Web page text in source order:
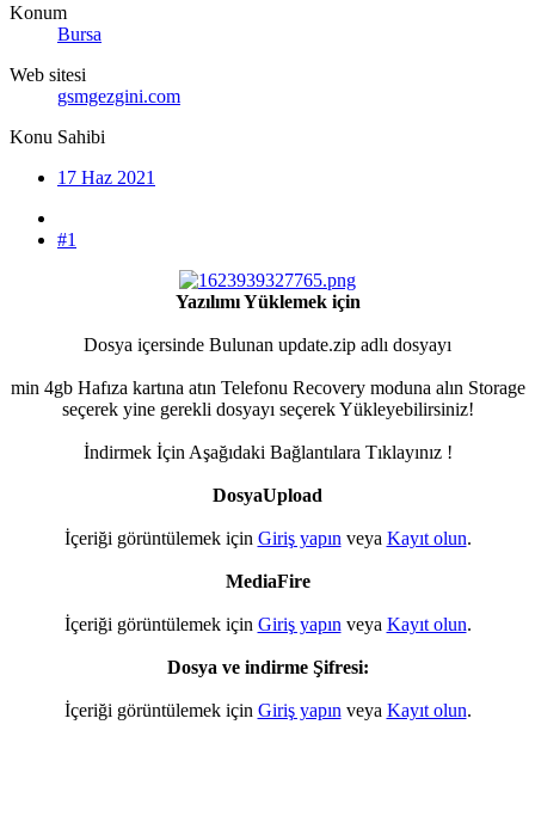
Konum
Bursa
Web sitesi
gsmgezgini.com
Konu Sahibi
17 Haz 2021
#1
Yazılımı Yüklemek için
Dosya içersinde Bulunan update.zip adlı dosyayı
min 4gb Hafıza kartına atın Telefonu Recovery moduna alın Storage
seçerek yine gerekli dosyayı seçerek Yükleyebilirsiniz!
İndirmek İçin Aşağıdaki Bağlantılara Tıklayınız !
DosyaUpload
İçeriği görüntülemek için Giriş yapın veya Kayıt olun.
MediaFire
İçeriği görüntülemek için Giriş yapın veya Kayıt olun.
Dosya ve indirme Şifresi:
İçeriği görüntülemek için Giriş yapın veya Kayıt olun.